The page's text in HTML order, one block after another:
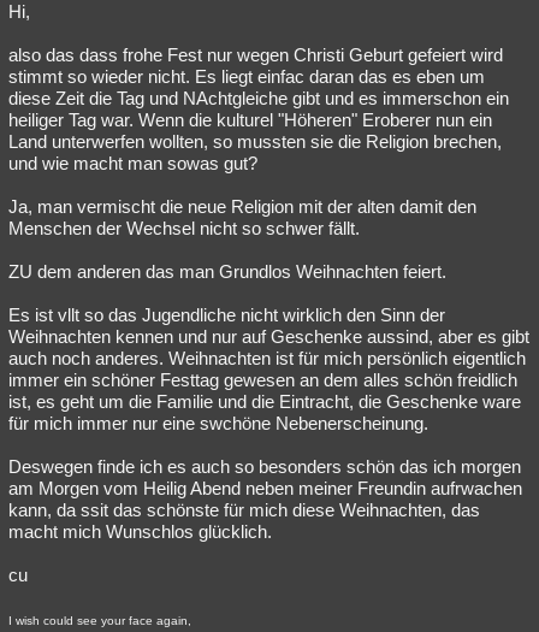
Hi,
also das dass frohe Fest nur wegen Christi Geburt gefeiert wird
stimmt so wieder nicht. Es liegt einfac daran das es eben um
diese Zeit die Tag und NAchtgleiche gibt und es immerschon ein
heiliger Tag war. Wenn die kulturel "Höheren" Eroberer nun ein
Land unterwerfen wollten, so mussten sie die Religion brechen,
und wie macht man sowas gut?
Ja, man vermischt die neue Religion mit der alten damit den
Menschen der Wechsel nicht so schwer fällt.
ZU dem anderen das man Grundlos Weihnachten feiert.
Es ist vllt so das Jugendliche nicht wirklich den Sinn der
Weihnachten kennen und nur auf Geschenke aussind, aber es gibt
auch noch anderes. Weihnachten ist für mich persönlich eigentlich
immer ein schöner Festtag gewesen an dem alles schön freidlich
ist, es geht um die Familie und die Eintracht, die Geschenke ware
für mich immer nur eine swchöne Nebenerscheinung.
Deswegen finde ich es auch so besonders schön das ich morgen
am Morgen vom Heilig Abend neben meiner Freundin aufrwachen
kann, da ssit das schönste für mich diese Weihnachten, das
macht mich Wunschlos glücklich.
cu
I wish could see your face again,